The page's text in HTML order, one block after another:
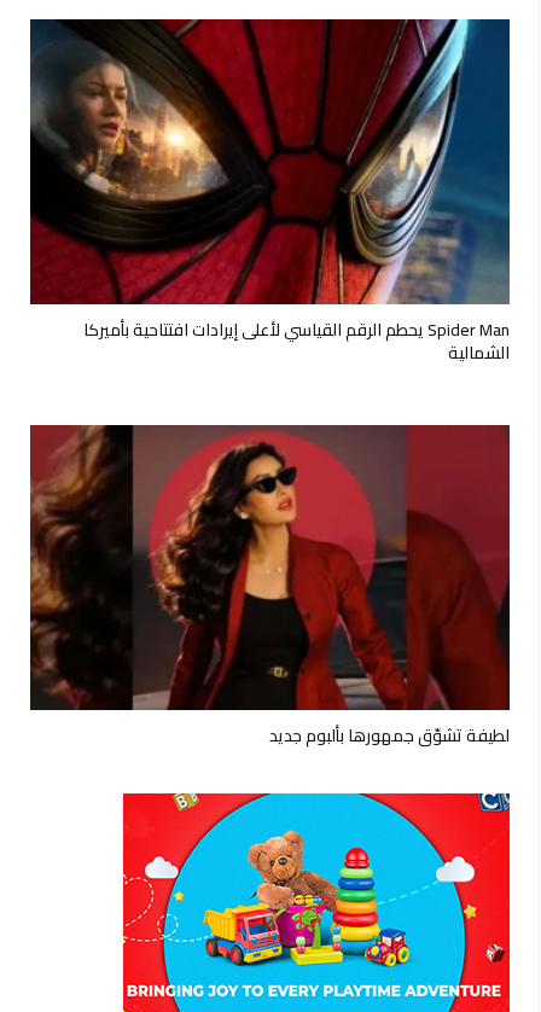
Spider Man يحطم الرقم القياسي لأعلى إيرادات افتتاحية بأميركا
الشمالية
لطيفة تشوّق جمهورها بألبوم جديد